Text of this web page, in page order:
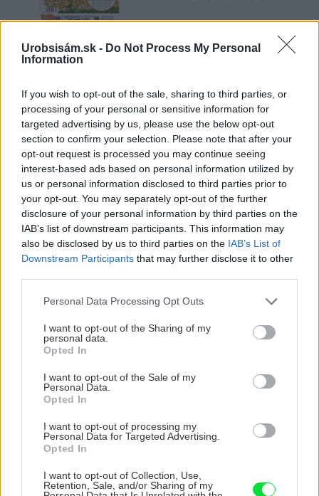
Urobsisám.sk - Do Not Process My Personal
Information
If you wish to opt-out of the sale, sharing to third parties, or
processing of your personal or sensitive information for
targeted advertising by us, please use the below opt-out
section to confirm your selection. Please note that after your
opt-out request is processed you may continue seeing
interest-based ads based on personal information utilized by
us or personal information disclosed to third parties prior to
your opt-out. You may separately opt-out of the further
disclosure of your personal information by third parties on the
IAB’s list of downstream participants. This information may
also be disclosed by us to third parties on the IAB’s List of
Downstream Participants that may further disclose it to other
Please note that this website/app uses one or more Google
not limited to your visit or usage behaviour. You may click to
grant or deny consent to Google and its third-party tags to
use your data for below specified purposes in below Google
consent section.
Personal Data Processing Opt Outs
I want to opt-out of the Sharing of my
personal data.
Opted In
I want to opt-out of the Sale of my
Personal Data.
Opted In
I want to opt-out of processing my
Personal Data for Targeted Advertising.
Opted In
I want to opt-out of Collection, Use,
Retention, Sale, and/or Sharing of my
Aktuality
Inspira
ASB.sk
Rekonštrukcia Bierovských
mostov finišuje. Cestu pri
Trenčíne sprístupnia
motoristom o pol roka skôr
ASB.sk
modernizovať osem
zatepleniu a obnoviteľným
zdrojom ušetria na
energiách
Môj dom
Musíte byť trocha blázon,
10 rokoch prác je fara v
Chudeniciach opäť
Svietia ako svätojánske